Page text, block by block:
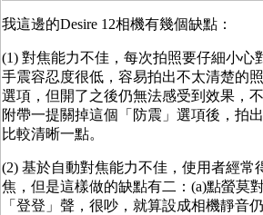
我這邊的Desire 12相機有幾個缺點：
(1) 對焦能力不佳，每次拍照要仔細小心
手震容忍度很低，容易拍出不太清楚的
選項，但開了之後仍無法感受到效果，
附帶一提關掉這個「防震」選項後，拍
比較清晰一點。
(2) 基於自動對焦能力不佳，使用者經常
焦，但是這樣做的缺點有二：(a)點螢莫
「登登」聲，很吵，就算設成相機靜音